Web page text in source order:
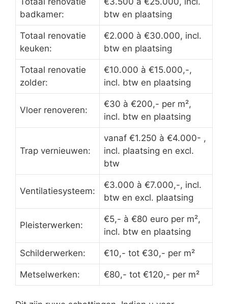
badkamer:
btw en plaatsing
Totaal renovatie
keuken:
€2.000 à €30.000, incl.
btw en plaatsing
Totaal renovatie
zolder:
€10.000 à €15.000,-,
incl. btw en plaatsing
Vloer renoveren:
€30 à €200,- per m²,
incl. btw en plaatsing
Trap vernieuwen:
vanaf €1.250 à €4.000- ,
incl. plaatsing en excl.
btw
Ventilatiesysteem:
€3.000 à €7.000,-, incl.
btw en excl. plaatsing
Pleisterwerken:
€5,- à €80 euro per m²,
incl. btw en plaatsing
Schilderwerken: €10,- tot €30,- per m²
Metselwerken: €80,- tot €120,- per m²